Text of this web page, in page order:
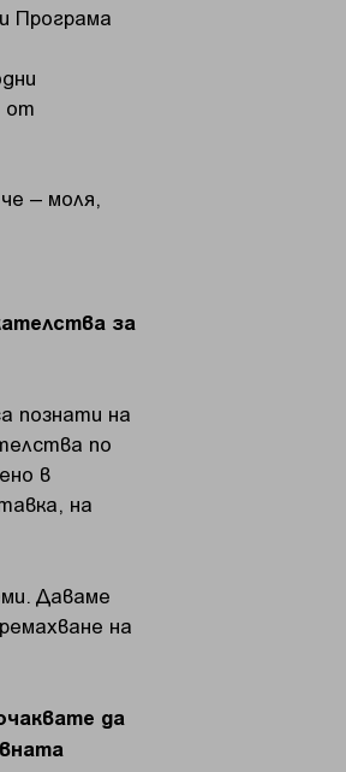
Програма
от
– моля,
за
познати на
по
в
на
Даваме
на
да